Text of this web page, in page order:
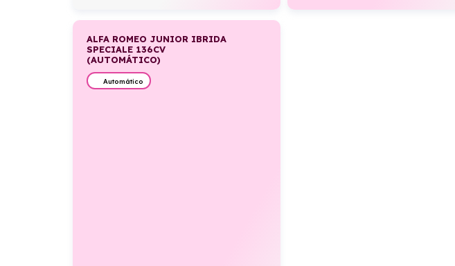
ALFA ROMEO JUNIOR IBRIDA
SPECIALE 136CV
(AUTOMÁTICO)
Automático